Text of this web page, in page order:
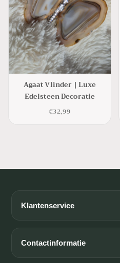
Agaat Vlinder | Luxe
Edelsteen Decoratie
€32,99
Klantenservice
Betaalmogelijkheden
Contactinformatie